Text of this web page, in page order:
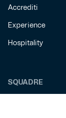
Accrediti
Experience
Hospitality
SQUADRE